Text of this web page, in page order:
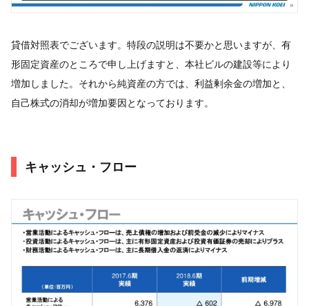
貸借対照表でございます。特段の説明は不要かと思いますが、有
形固定資産のところで申し上げますと、本社ビルの建設等により
増加しました。それから純資産の方では、利益剰余金の増加と、
自己株式の消却が増加要因となっております。
キャッシュ・フロー